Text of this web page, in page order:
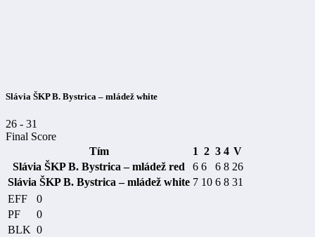
Slávia ŠKP B. Bystrica – mládež white
26 - 31
Final Score
Tím
1 2 3 4 V
Slávia ŠKP B. Bystrica – mládež red
6 6 6 8 26
Slávia ŠKP B. Bystrica – mládež white 7 10 6 8 31
EFF
0
PF
0
BLK 0